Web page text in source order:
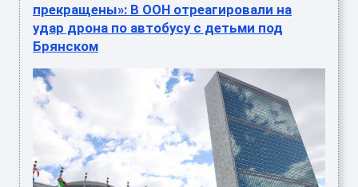
прекращены»: В ООН отреагировали на
удар дрона по автобусу с детьми под
Брянском